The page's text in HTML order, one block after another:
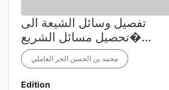
تفصيل وسائل الشيعة الى
تحصيل مسائل الشريع�…
محمد بن الحسن الحر العاملي
Edition